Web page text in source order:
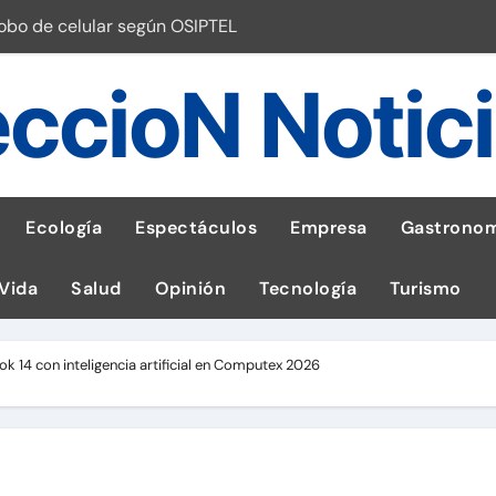
de celular según OSIPTEL
¡Descarga la app de Meridianbet y gana una jugada
inspirado en la fuerza de un volcán
1,600 equipos educativos
por ignorar distancias de seguridad
de GEI en sus operaciones
Ecología Espectáculos Empresa
Salud Opinión Tecnología Turismo
14 con inteligencia artificial en Computex 2026